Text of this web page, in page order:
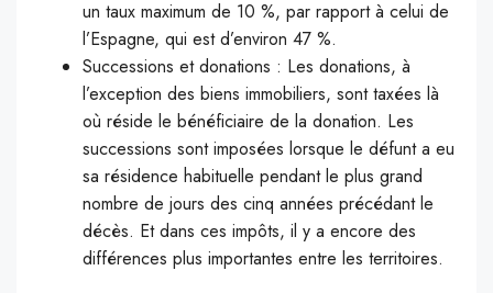
un taux maximum de 10 %, par rapport à celui de
l’Espagne, qui est d’environ 47 %.
Successions et donations : Les donations, à
l’exception des biens immobiliers, sont taxées là
où réside le bénéficiaire de la donation. Les
successions sont imposées lorsque le défunt a eu
sa résidence habituelle pendant le plus grand
nombre de jours des cinq années précédant le
décès. Et dans ces impôts, il y a encore des
différences plus importantes entre les territoires.